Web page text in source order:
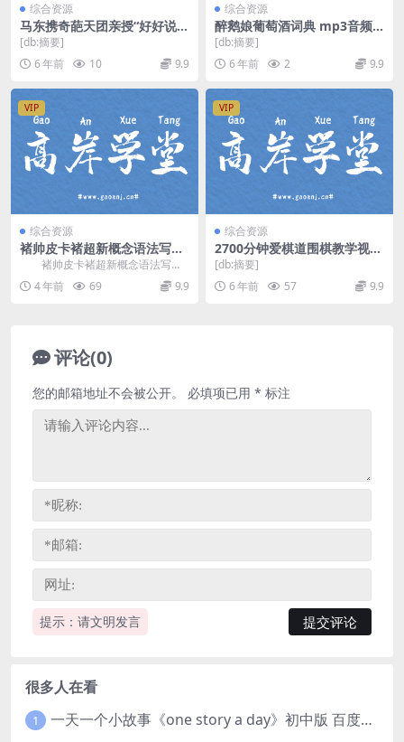
综合资源
马东携奇葩天团亲授“好好说
话” mp3音频 百度网盘
[db:摘要]
6 年前
10 9.9
综合资源
醉鹅娘葡萄酒词典 mp3音频
百度网盘
[db:摘要]
6 年前
2 9.9
VIP
综合资源
褚帅皮卡褚超新概念语法写作
强化营（褚连一）（完结）百
度网盘分享
褚帅皮卡褚超新概念语法写作
强化营，主讲：褚连一，完结版百
度网盘新概念英语课程...
4 年前 69 9.9
VIP
综合资源
2700分钟爱棋道围棋教学视频
（打包17G）百度网盘
[db:摘要]
6 年前
57 9.9
评论(0)
提示：请文明发言
您的邮箱地址不会被公开。 必填项已用 * 标注
很多人在看
1 一天一个小故事《one story a day》初中版 百度网盘分享下载